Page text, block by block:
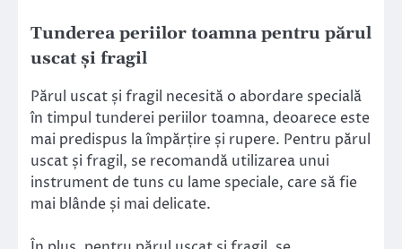
Tunderea periilor toamna pentru părul
uscat și fragil
Părul uscat și fragil necesită o abordare specială
în timpul tunderei periilor toamna, deoarece este
mai predispus la împărțire și rupere. Pentru părul
uscat și fragil, se recomandă utilizarea unui
instrument de tuns cu lame speciale, care să fie
mai blânde și mai delicate.